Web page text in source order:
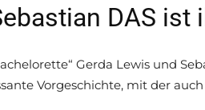
DAS ist
Gerda Lewis und
Vorgeschichte, mit der